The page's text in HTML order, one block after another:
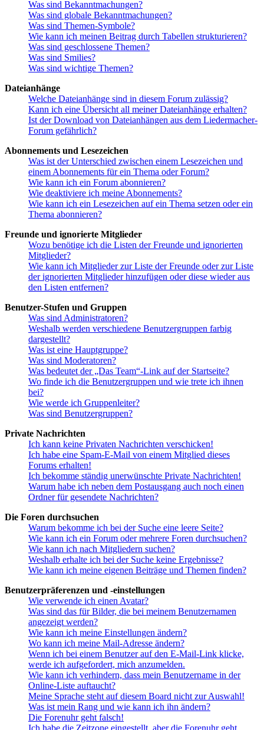
Was sind Bekanntmachungen?
Was sind globale Bekanntmachungen?
Was sind Themen-Symbole?
Wie kann ich meinen Beitrag durch Tabellen strukturieren?
Was sind geschlossene Themen?
Was sind Smilies?
Was sind wichtige Themen?
Dateianhänge
Welche Dateianhänge sind in diesem Forum zulässig?
Kann ich eine Übersicht all meiner Dateianhänge erhalten?
Ist der Download von Dateianhängen aus dem Liedermacher-
Forum gefährlich?
Abonnements und Lesezeichen
Was ist der Unterschied zwischen einem Lesezeichen und
einem Abonnements für ein Thema oder Forum?
Wie kann ich ein Forum abonnieren?
Wie deaktiviere ich meine Abonnements?
Wie kann ich ein Lesezeichen auf ein Thema setzen oder ein
Thema abonnieren?
Freunde und ignorierte Mitglieder
Wozu benötige ich die Listen der Freunde und ignorierten
Mitglieder?
Wie kann ich Mitglieder zur Liste der Freunde oder zur Liste
der ignorierten Mitglieder hinzufügen oder diese wieder aus
den Listen entfernen?
Benutzer-Stufen und Gruppen
Was sind Administratoren?
Weshalb werden verschiedene Benutzergruppen farbig
dargestellt?
Was ist eine Hauptgruppe?
Was sind Moderatoren?
Was bedeutet der „Das Team“-Link auf der Startseite?
Wo finde ich die Benutzergruppen und wie trete ich ihnen
bei?
Wie werde ich Gruppenleiter?
Was sind Benutzergruppen?
Private Nachrichten
Ich kann keine Privaten Nachrichten verschicken!
Ich habe eine Spam-E-Mail von einem Mitglied dieses
Forums erhalten!
Ich bekomme ständig unerwünschte Private Nachrichten!
Warum habe ich neben dem Postausgang auch noch einen
Ordner für gesendete Nachrichten?
Die Foren durchsuchen
Warum bekomme ich bei der Suche eine leere Seite?
Wie kann ich ein Forum oder mehrere Foren durchsuchen?
Wie kann ich nach Mitgliedern suchen?
Weshalb erhalte ich bei der Suche keine Ergebnisse?
Wie kann ich meine eigenen Beiträge und Themen finden?
Benutzerpräferenzen und -einstellungen
Wie verwende ich einen Avatar?
Was sind das für Bilder, die bei meinem Benutzernamen
angezeigt werden?
Wie kann ich meine Einstellungen ändern?
Wo kann ich meine Mail-Adresse ändern?
Wenn ich bei einem Benutzer auf den E-Mail-Link klicke,
werde ich aufgefordert, mich anzumelden.
Wie kann ich verhindern, dass mein Benutzername in der
Online-Liste auftaucht?
Meine Sprache steht auf diesem Board nicht zur Auswahl!
Was ist mein Rang und wie kann ich ihn ändern?
Die Forenuhr geht falsch!
Ich habe die Zeitzone eingestellt, aber die Forenuhr geht